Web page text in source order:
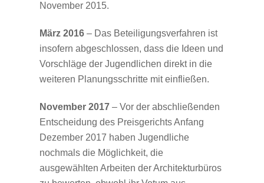
November 2015.
März 2016– Das Beteiligungsverfahren ist
insofern abgeschlossen, dass die Ideen und
Vorschläge der Jugendlichen direkt in die
weiteren Planungsschritte mit einfließen.
November 2017– Vor der abschließenden
Entscheidung des Preisgerichts Anfang
Dezember 2017 haben Jugendliche
nochmals die Möglichkeit, die
ausgewählten Arbeiten der Architekturbüros